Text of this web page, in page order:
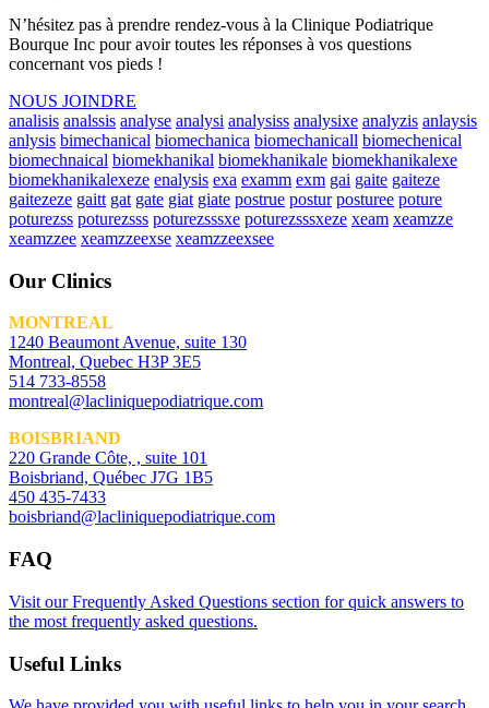
N’hésitez pas à prendre rendez-vous à la Clinique Podiatrique
Bourque Inc pour avoir toutes les réponses à vos questions
concernant vos pieds !
NOUS JOINDRE
analisis analssis analyse analysi analysiss analysixe analyzis anlaysis
anlysis bimechanical biomechanica biomechanicall biomechenical
biomechnaical biomekhanikal biomekhanikale biomekhanikalexe
biomekhanikalexeze enalysis exa examm exm gai gaite gaiteze
gaitezeze gaitt gat gate giat giate postrue postur posturee poture
poturezss poturezsss poturezsssxe poturezsssxeze xeam xeamzze
xeamzzee xeamzzeexse xeamzzeexsee
Our Clinics
MONTREAL
1240 Beaumont Avenue, suite 130
Montreal, Quebec H3P 3E5
514 733-8558
montreal@lacliniquepodiatrique.com
BOISBRIAND
220 Grande Côte, , suite 101
Boisbriand, Québec J7G 1B5
450 435-7433
boisbriand@lacliniquepodiatrique.com
FAQ
Visit our Frequently Asked Questions section for quick answers to
the most frequently asked questions.
Useful Links